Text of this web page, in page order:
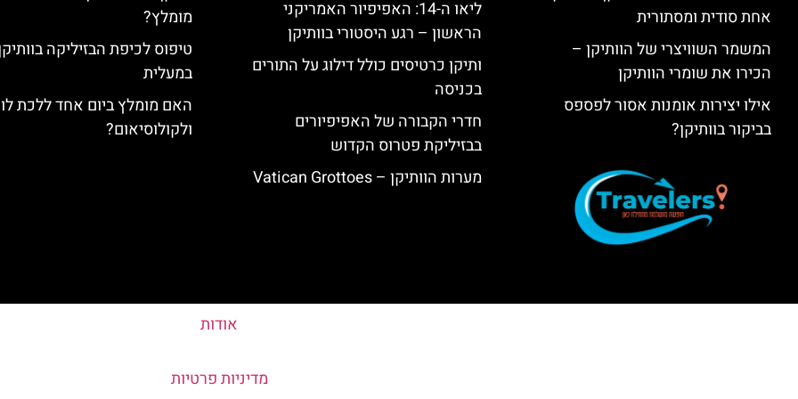
אחת סודית ומסתורית
המשמר השוויצרי של הוותיקן –
הכירו את שומרי הוותיקן
אילו יצירות אומנות אסור לפספס
בביקור בוותיקן?
ליאו ה-14: האפיפיור האמריקני
הראשון – רגע היסטורי בוותיקן
ותיקן כרטיסים כולל דילוג על התורים
בכניסה
חדרי הקבורה של האפיפיורים
בבזיליקת פטרוס הקדוש
מערות הוותיקן – Vatican Grottoes
מומלץ?
טיפוס לכיפת הבזיליקה
במעלית
האם מומלץ ביום אחד ללכת
ולקולוסיאום?
אודות
מדיניות פרטיות